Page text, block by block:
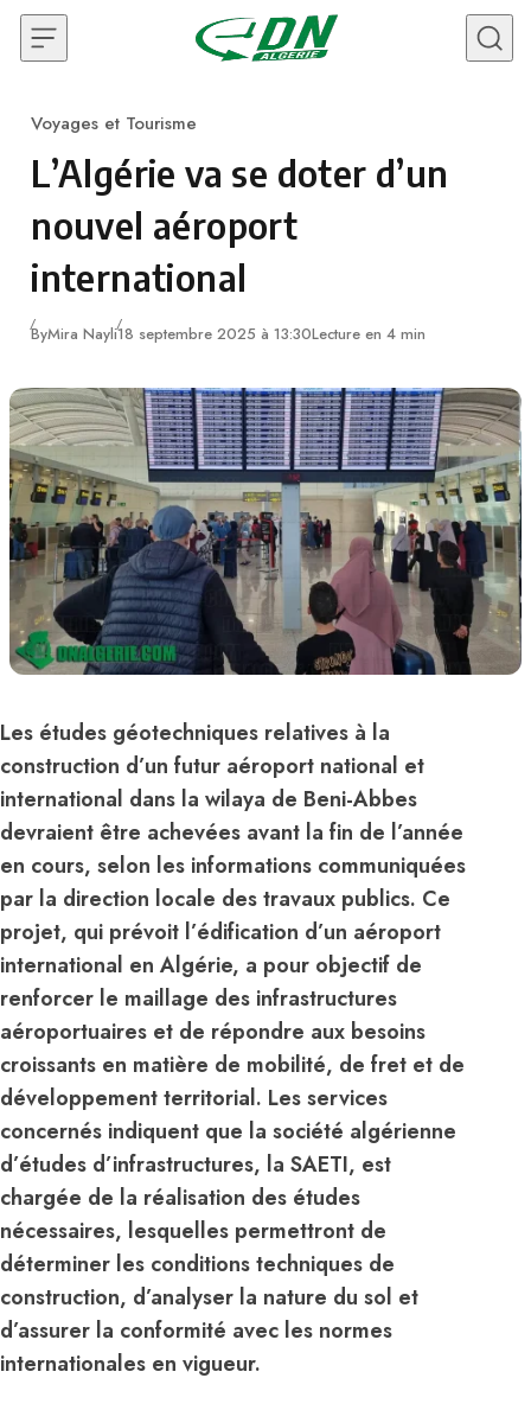
Skip to content
Category
Voyages et Tourisme
L’Algérie va se doter d’un
nouvel aéroport
international
ByMira Nayli18 septembre 2025 à 13:30Lecture en 4 min
Les études géotechniques relatives à la
construction d’un futur aéroport national et
international dans la wilaya de Beni-Abbes
devraient être achevées avant la fin de l’année
en cours, selon les informations communiquées
par la direction locale des travaux publics. Ce
projet, qui prévoit l’édification d’un aéroport
international en Algérie, a pour objectif de
renforcer le maillage des infrastructures
aéroportuaires et de répondre aux besoins
croissants en matière de mobilité, de fret et de
développement territorial. Les services
concernés indiquent que la société algérienne
d’études d’infrastructures, la SAETI, est
chargée de la réalisation des études
nécessaires, lesquelles permettront de
déterminer les conditions techniques de
construction, d’analyser la nature du sol et
d’assurer la conformité avec les normes
internationales en vigueur.